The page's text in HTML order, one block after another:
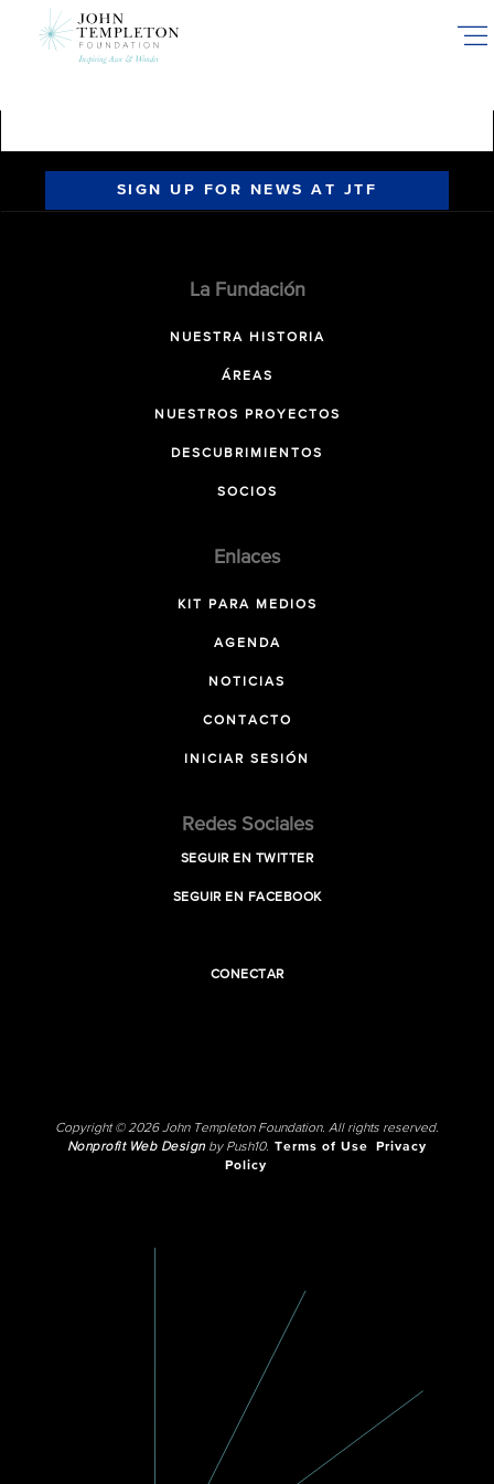
SIGN UP FOR NEWS AT JTF
La Fundación
NUESTRA HISTORIA
ÁREAS
NUESTROS PROYECTOS
DESCUBRIMIENTOS
SOCIOS
Enlaces
KIT PARA MEDIOS
AGENDA
NOTICIAS
CONTACTO
INICIAR SESIÓN
Redes Sociales
SEGUIR EN TWITTER
SEGUIR EN FACEBOOK
CONECTAR
Copyright © 2026 John Templeton Foundation. All rights reserved.
Nonprofit Web Designby Push10. Terms of Use
Privacy
Policy